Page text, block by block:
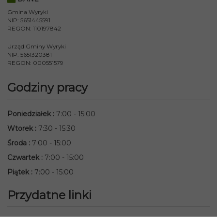
Gmina Wyryki
NIP: 5651445591
REGON: 110197842
Urząd Gminy Wyryki
NIP: 5651320381
REGON: 000551579
Godziny pracy
Poniedziałek: 7:00 - 15:00
Wtorek: 7:30 - 15:30
Środa : 7:00 - 15:00
Czwartek: 7:00 - 15:00
Piątek: 7:00 - 15:00
Przydatne linki